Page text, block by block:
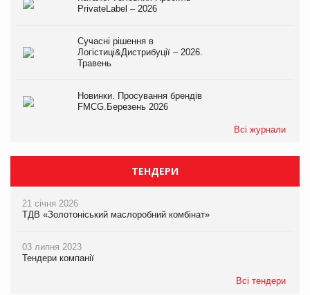
PrivateLabel – 2026
Сучасні рішення в
Логістиці&Дистрибуції – 2026.
Травень
Новинки. Просування брендів
FMCG.Березень 2026
Всі журнали
ТЕНДЕРИ
21 січня 2026
ТДВ «Золотоніський маслоробний комбінат»
03 липня 2023
Тендери компанії
Всі тендери